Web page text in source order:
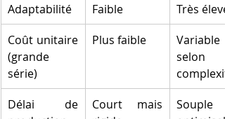
Adaptabilité
Faible
Très
Coût unitaire
(grande
série)
Plus faible
Variable
selon
Délai de
Court mais